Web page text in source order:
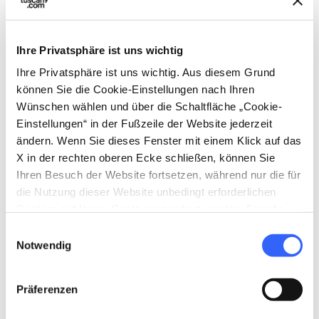
Ihre Privatsphäre ist uns wichtig
Ihre Privatsphäre ist uns wichtig. Aus diesem Grund
können Sie die Cookie-Einstellungen nach Ihren
Wünschen wählen und über die Schaltfläche „Cookie-
Einstellungen“ in der Fußzeile der Website jederzeit
ändern. Wenn Sie dieses Fenster mit einem Klick auf das
X in der rechten oberen Ecke schließen, können Sie
Ihren Besuch der Website fortsetzen, während nur die für
die Nutzung dieser Website unbedingt erforderlichen
Zustimmung.
Notwendig
Präferenzen
event
SONSTIGE
VERANSTALTUNGEN
2026
in Arezzo
favorite_border